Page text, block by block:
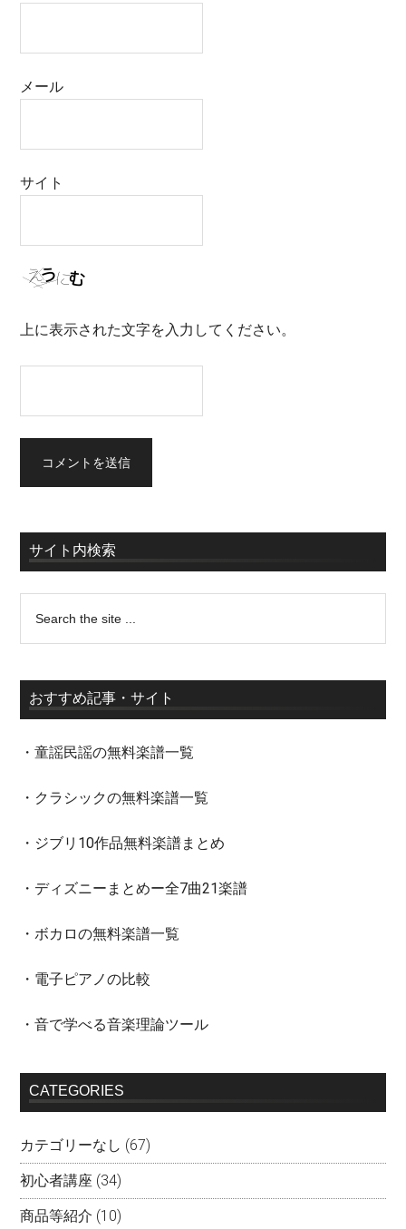
メール
サイト
上に表示された文字を入力してください。
サイト内検索
おすすめ記事・サイト
・童謡民謡の無料楽譜一覧
・クラシックの無料楽譜一覧
・ジブリ10作品無料楽譜まとめ
・ディズニーまとめー全7曲21楽譜
・ボカロの無料楽譜一覧
・電子ピアノの比較
・音で学べる音楽理論ツール
CATEGORIES
カテゴリーなし (67)
初心者講座 (34)
商品等紹介 (10)